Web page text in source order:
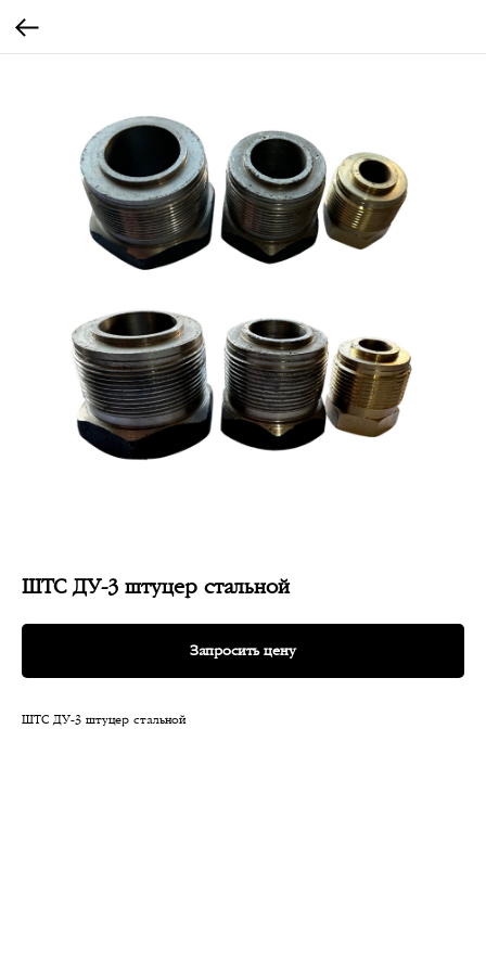
ШТС ДУ-3 штуцер стальной
Запросить цену
ШТС ДУ-3 штуцер стальной